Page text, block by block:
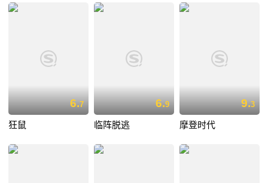
6.7
狂鼠
6.9
临阵脱逃
9.3
摩登时代